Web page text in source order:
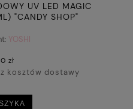
UV LED MAGIC
"CANDY SHOP"
YOSHI
zł
kosztów dostawy